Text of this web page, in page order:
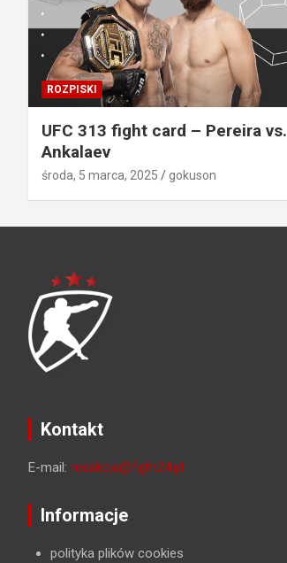
ROZPISKI
UFC 313 fight card – Pereira vs.
Ankalaev
środa, 5 marca, 2025 gokuson
Kontakt
E-mail: redakcja@fight24.pl
Informacje
polityka plików cookies